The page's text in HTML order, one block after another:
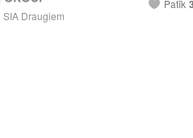
Draugiem
Patīk